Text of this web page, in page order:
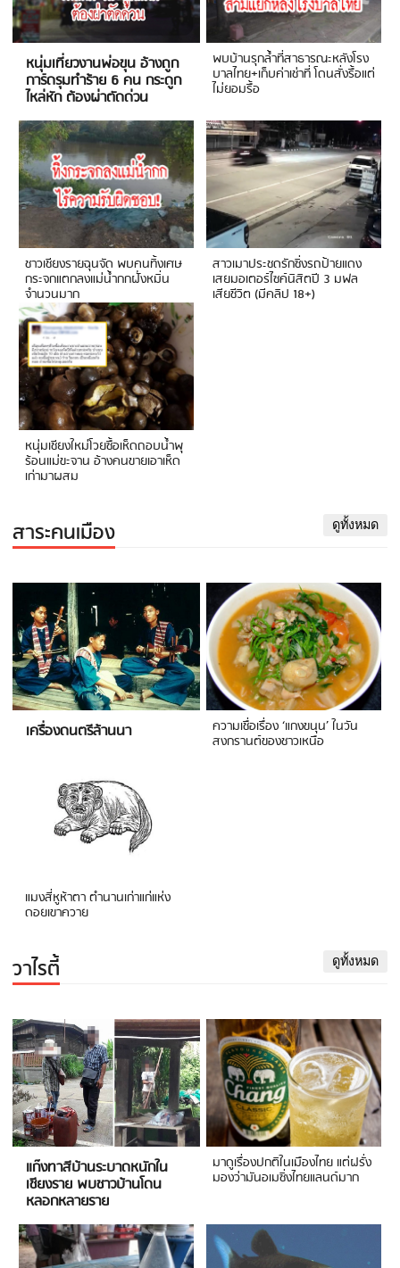
หนุ่มเที่ยวงานพ่อขุน อ้างถูก
การ์ดรุมทำร้าย 6 คน กระดูก
ไหล่หัก ต้องผ่าตัดด่วน
พบบ้านรุกล้ำที่สาธารณะหลังโรง
บาลไทย+เก็บค่าเช่าที่ โดนสั่งรื้อแต่
ไม่ยอมรื้อ
ชาวเชียงรายฉุนจัด พบคนทิ้งเศษ
กระจกแตกลงแม่น้ำกกฝั่งหมิ่น
จำนวนมาก
สาวเมาประชดรักซิ่งรถป้ายแดง
เสยมอเตอร์ไซค์นิสิตปี 3 มฟล
เสียชีวิต (มีคลิป 18+)
หนุ่มเชียงใหม่โวยซื้อเห็ดถอบน้ำพุ
ร้อนแม่ขะจาน อ้างคนขายเอาเห็ด
เก่ามาผสม
สาระคนเมือง ดูทั้งหมด
เครื่องดนตรีล้านนา ความเชื่อเรื่อง ‘แกงขนุน’ ในวัน
สงกรานต์ของชาวเหนือ
แมงสี่หูห้าตา ตำนานเก่าแก่แห่ง
ดอยเขาควาย
วาไรตี้ ดูทั้งหมด
แก๊งทาสีบ้านระบาดหนักใน
เชียงราย พบชาวบ้านโดน
หลอกหลายราย
มาดูเรื่องปกติในเมืองไทย แต่ฝรั่ง
มองว่ามันอเมซิ่งไทยแลนด์มาก